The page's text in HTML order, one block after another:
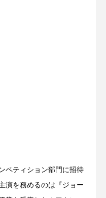
ペティション部門に招待
演を務めるのは『ジョー